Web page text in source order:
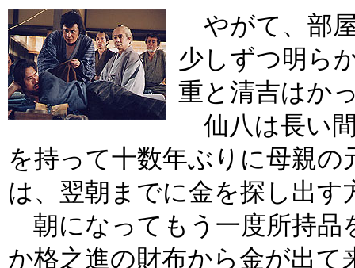
やがて、部
少しずつ明ら
重と清吉はか
仙八は長い
を持って十数年ぶりに母親
は、翌朝までに金を探し出
朝になってもう一度所持品
か格之進の財布から金が出